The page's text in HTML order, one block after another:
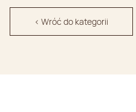
< Wróć do kategorii